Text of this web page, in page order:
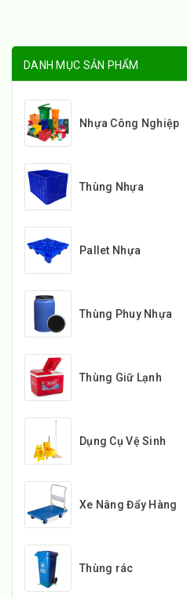
DANH MỤC SẢN PHẨM
Nhựa Công Nghiệp
Thùng Nhựa
Pallet Nhựa
Thùng Phuy Nhựa
Thùng Giữ Lạnh
Dụng Cụ Vệ Sinh
Xe Nâng Đẩy Hàng
Thùng rác